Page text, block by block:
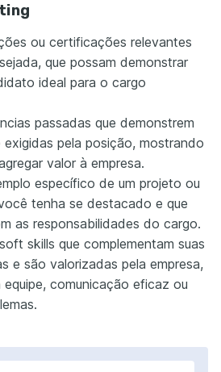
ou certificações relevantes
que possam demonstrar
ideal para o cargo
passadas que demonstrem
pela posição, mostrando
valor à empresa.
específico de um projeto ou
tenha se destacado e que
as responsabilidades do cargo.
skills que complementam suas
e são valorizadas pela empresa,
comunicação eficaz ou